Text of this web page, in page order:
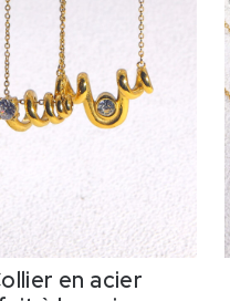
en acier